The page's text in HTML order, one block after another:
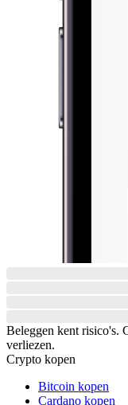
Beleggen kent risico's.
verliezen.
Crypto kopen
Bitcoin kopen
Cardano kopen